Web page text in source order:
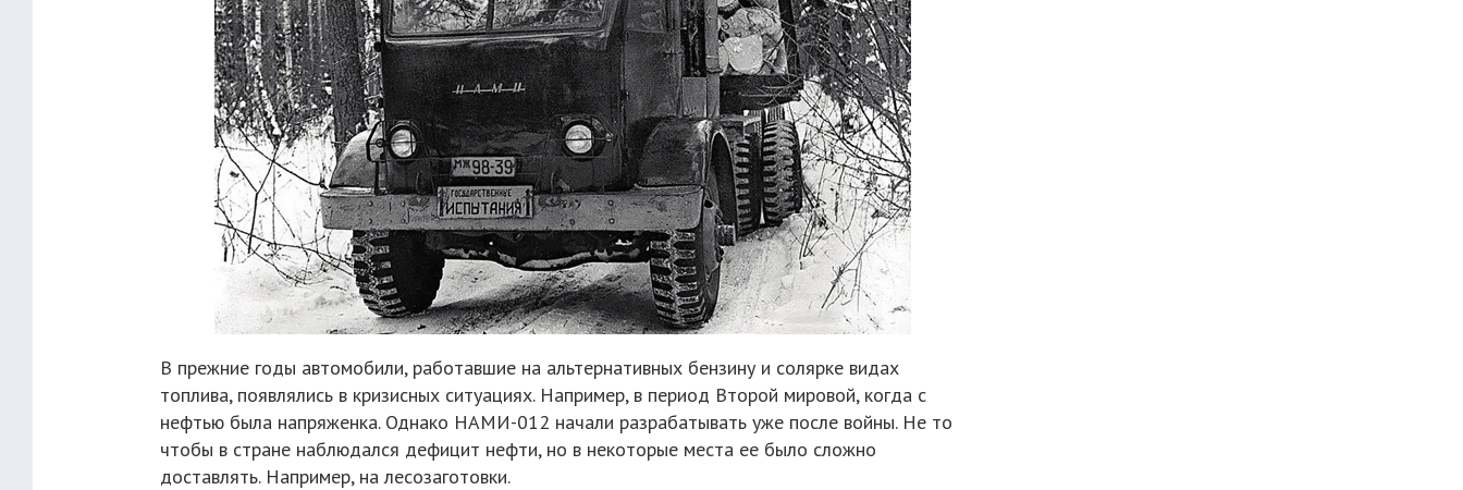
В прежние годы автомобили, работавшие на альтернативных бензину и солярке видах
топлива, появлялись в кризисных ситуациях. Например, в период Второй мировой, когда с
нефтью была напряженка. Однако НАМИ-012 начали разрабатывать уже после войны. Не то
чтобы в стране наблюдался дефицит нефти, но в некоторые места ее было сложно
доставлять. Например, на лесозаготовки.